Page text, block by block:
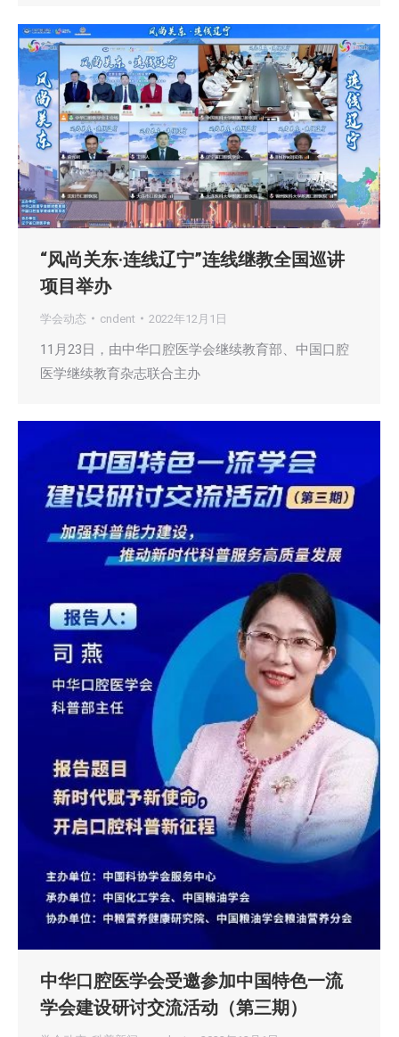
“风尚关东·连线辽宁”连线继教全国巡讲
项目举办
学会动态 cndent 2022年12月1日
11月23日，由中华口腔医学会继续教育部、中国口腔
医学继续教育杂志联合主办
中华口腔医学会受邀参加中国特色一流
学会建设研讨交流活动（第三期）